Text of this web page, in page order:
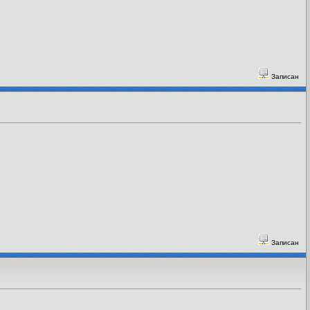
Записан
Записан